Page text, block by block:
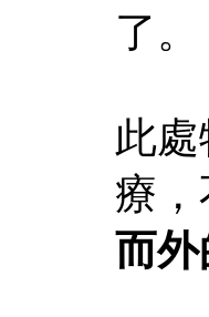
了。
此
療
而